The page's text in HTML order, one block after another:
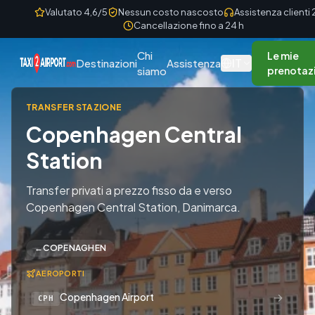
Skip to content
Valutato 4,6/5 Nessun costo nascosto
Assistenza clienti
Cancellazione fino a 24 h
Destinazioni
Chi
siamo
Assistenza
Le mie
TRANSFER STAZIONE
Copenhagen Central
Station
Transfer privati a prezzo fisso da e verso
Copenhagen Central Station, Danimarca.
←COPENAGHEN
AEROPORTI
CPH Copenhagen Airport →